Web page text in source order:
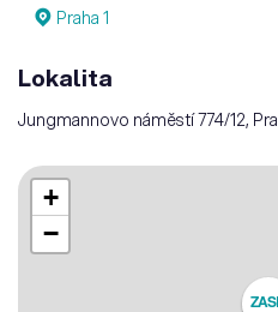
Praha 1
Lokalita
Jungmannovo náměstí 774/12,
+
−